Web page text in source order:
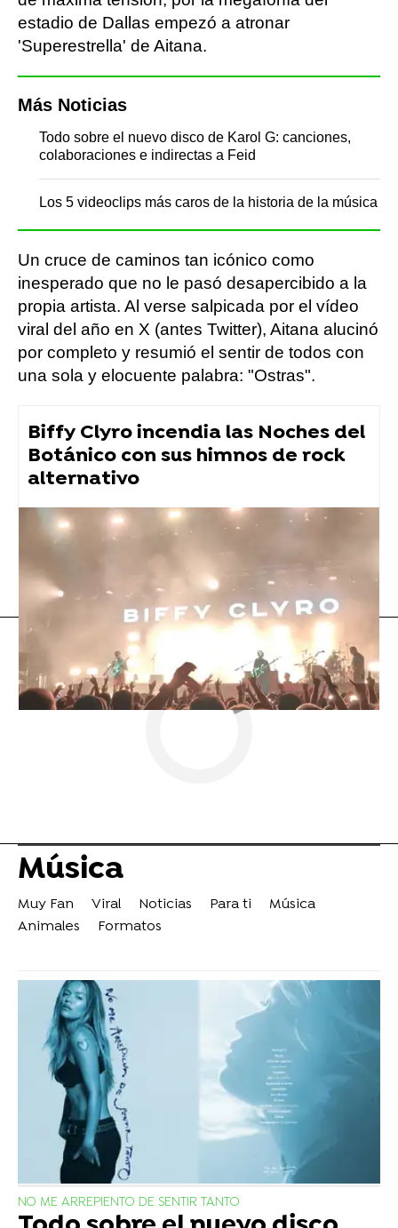
estadio de Dallas empezó a atronar
'Superestrella' de Aitana.
Más Noticias
Todo sobre el nuevo disco de Karol G: canciones,
colaboraciones e indirectas a Feid
Los 5 videoclips más caros de la historia de la música
Un cruce de caminos tan icónico como
inesperado que no le pasó desapercibido a la
propia artista. Al verse salpicada por el vídeo
viral del año en X (antes Twitter), Aitana alucinó
por completo y resumió el sentir de todos con
una sola y elocuente palabra: "Ostras".
Biffy Clyro incendia las Noches del
Botánico con sus himnos de rock
alternativo
Aitana
Flooxer Now » Música
Música
Muy Fan Viral Noticias Para ti
Música
Animales
Formatos
NO ME ARREPIENTO DE SENTIR TANTO